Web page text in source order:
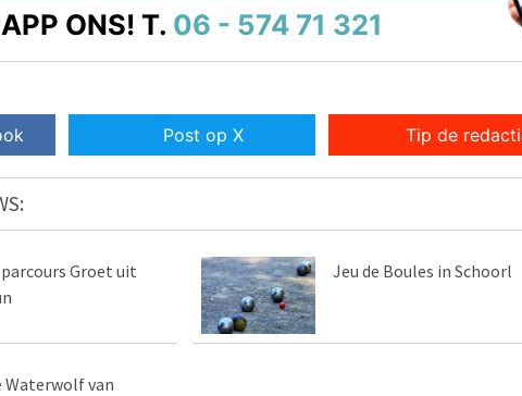
APP ONS! T. 06 - 574 71 321
Post op X Tip de
Groet uit
Jeu de Boules in Schoorl
Waterwolf van